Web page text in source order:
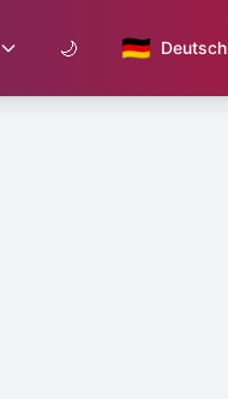
🌙 🇩🇪 Deutsch